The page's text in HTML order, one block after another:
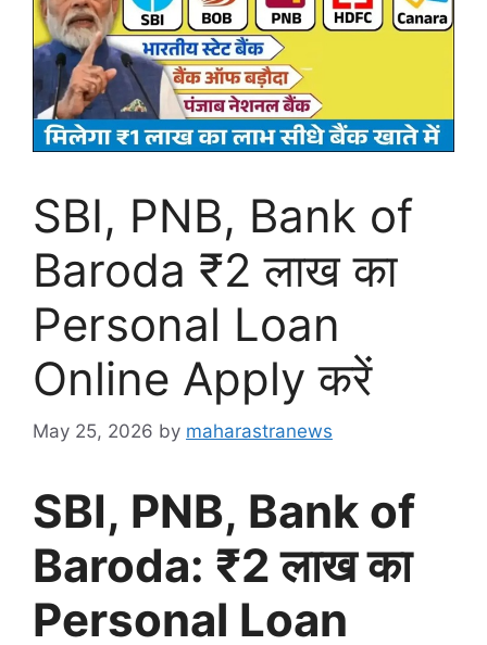
SBI, PNB, Bank of
Baroda ₹2 लाख का
Personal Loan
Online Apply करें
May 25, 2026 by maharastranews
SBI, PNB, Bank of
Baroda: ₹2 लाख का
Personal Loan